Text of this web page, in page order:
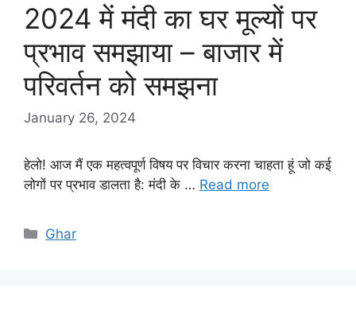
2024 में मंदी का घर मूल्यों पर
प्रभाव समझाया – बाजार में
परिवर्तन को समझना
January 26, 2024
हेलो! आज मैं एक महत्वपूर्ण विषय पर विचार करना चाहता हूं जो कई
लोगों पर प्रभाव डालता है: मंदी के … Read more
Categories
Ghar